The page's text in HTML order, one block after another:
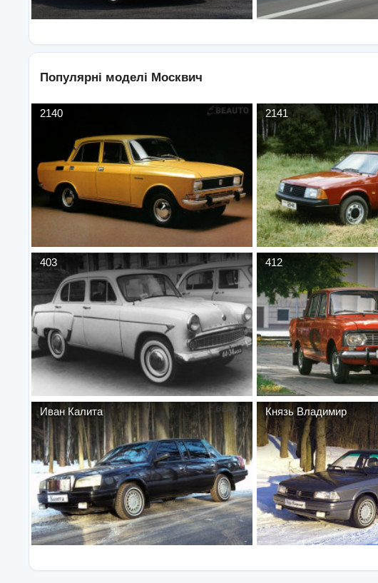
Популярні моделі Москвич
2140 2141
403 412
Иван Калита Князь Владимир